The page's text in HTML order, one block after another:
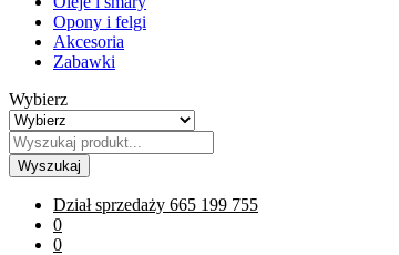
Opony i felgi
Akcesoria
Zabawki
Wybierz
Wyszukaj
Dział sprzedaży 665 199 755
0
0